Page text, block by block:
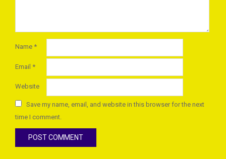
Name *
Email *
Website
Save my name, email, and website in this browser for the next
time I comment.